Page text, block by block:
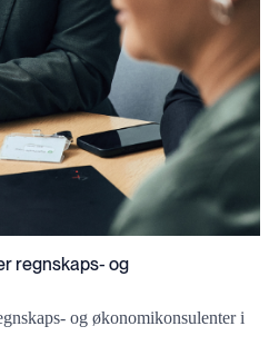
regnskaps- og
og økonomikonsulenter i